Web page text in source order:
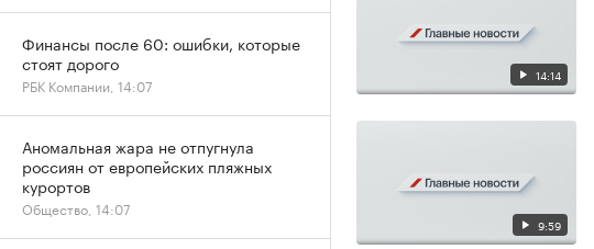
14:14
9:59
Финансы после 60: ошибки, которые
стоят дорого
РБК Компании, 14:07
Аномальная жара не отпугнула
россиян от европейских пляжных
курортов
Общество, 14:07